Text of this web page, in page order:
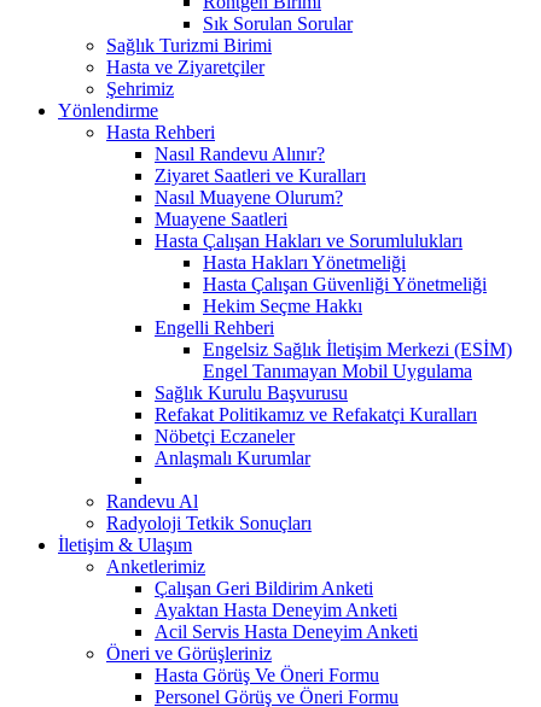
Sık Sorulan Sorular
Sağlık Turizmi Birimi
Hasta ve Ziyaretçiler
Şehrimiz
Yönlendirme
Hasta Rehberi
Nasıl Randevu Alınır?
Ziyaret Saatleri ve Kuralları
Nasıl Muayene Olurum?
Muayene Saatleri
Hasta Çalışan Hakları ve Sorumlulukları
Hasta Hakları Yönetmeliği
Hasta Çalışan Güvenliği Yönetmeliği
Hekim Seçme Hakkı
Engelli Rehberi
Engelsiz Sağlık İletişim Merkezi (ESİM)
Engel Tanımayan Mobil Uygulama
Sağlık Kurulu Başvurusu
Refakat Politikamız ve Refakatçi Kuralları
Nöbetçi Eczaneler
Anlaşmalı Kurumlar
Randevu Al
Radyoloji Tetkik Sonuçları
İletişim & Ulaşım
Anketlerimiz
Çalışan Geri Bildirim Anketi
Ayaktan Hasta Deneyim Anketi
Acil Servis Hasta Deneyim Anketi
Öneri ve Görüşleriniz
Hasta Görüş Ve Öneri Formu
Personel Görüş ve Öneri Formu